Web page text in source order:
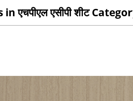
एचपीएल एसीपी शीट